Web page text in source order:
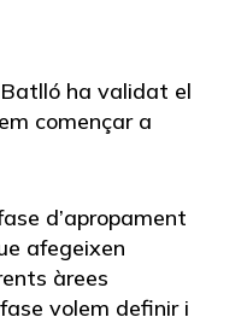
Batlló ha validat el
començar a
d’apropament
afegeixen
àrees
volem definir i